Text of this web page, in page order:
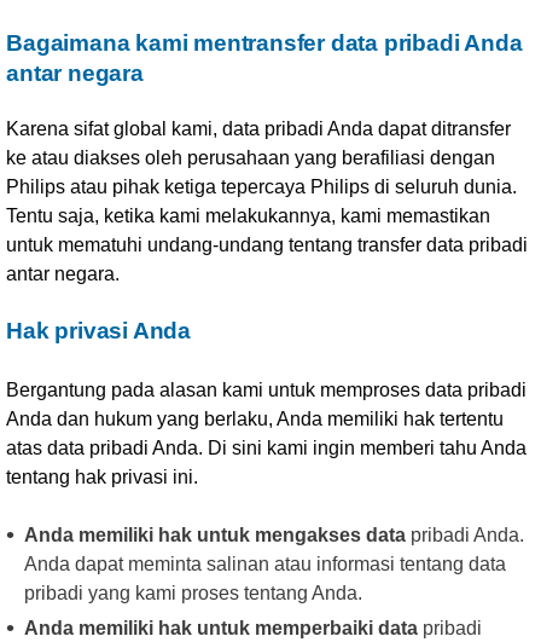
Bagaimana kami mentransfer data pribadi Anda
antar negara
Karena sifat global kami, data pribadi Anda dapat ditransfer
ke atau diakses oleh perusahaan yang berafiliasi dengan
Philips atau pihak ketiga tepercaya Philips di seluruh dunia.
Tentu saja, ketika kami melakukannya, kami memastikan
untuk mematuhi undang-undang tentang transfer data pribadi
antar negara.
Hak privasi Anda
Bergantung pada alasan kami untuk memproses data pribadi
Anda dan hukum yang berlaku, Anda memiliki hak tertentu
atas data pribadi Anda. Di sini kami ingin memberi tahu Anda
tentang hak privasi ini.
Anda memiliki hak untuk mengakses data pribadi Anda.
Anda dapat meminta salinan atau informasi tentang data
pribadi yang kami proses tentang Anda.
Anda memiliki hak untuk memperbaiki data pribadi